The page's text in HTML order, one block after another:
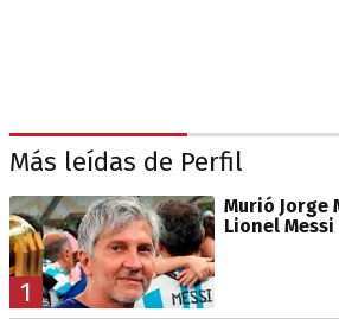
Más leídas de Perfil
1
Murió Jorge
Lionel Messi